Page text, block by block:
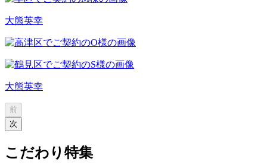
大熊英幸
大熊英幸
前
次
こだわり特集